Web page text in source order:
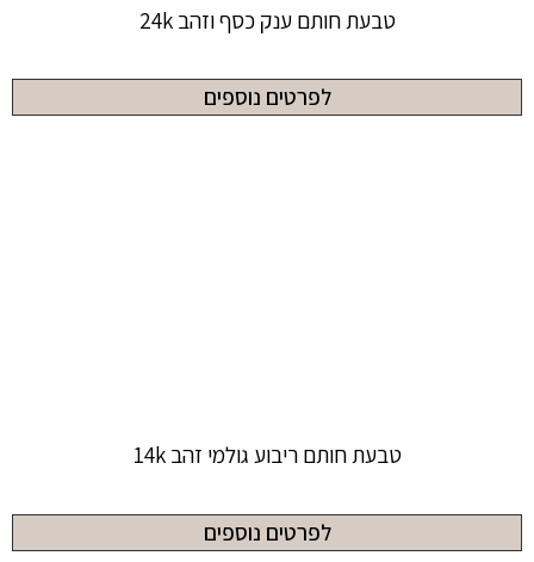
טבעת חותם ענק כסף וזהב 24k
לפרטים נוספים
טבעת חותם ריבוע גולמי זהב 14k
לפרטים נוספים